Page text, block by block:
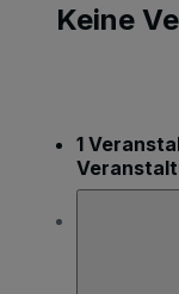
Keine
1